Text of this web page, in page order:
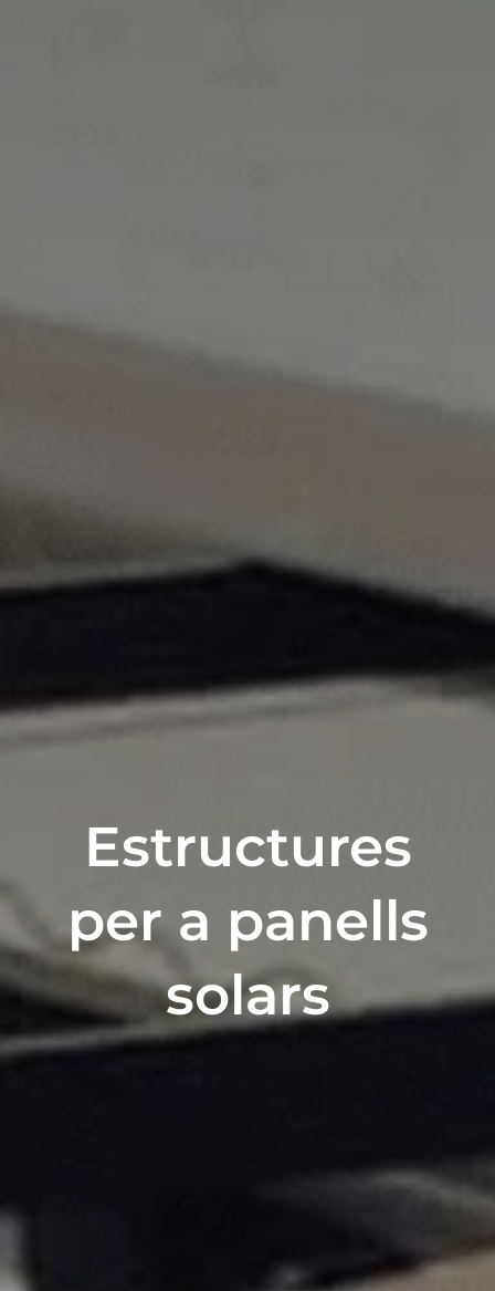
Estructures
per a panells
solars